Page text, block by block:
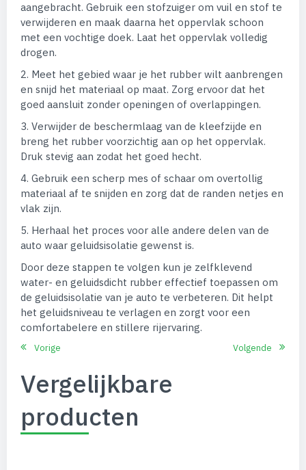
aangebracht. Gebruik een stofzuiger om vuil en stof te
verwijderen en maak daarna het oppervlak schoon
met een vochtige doek. Laat het oppervlak volledig
drogen.
2. Meet het gebied waar je het rubber wilt aanbrengen
en snijd het materiaal op maat. Zorg ervoor dat het
goed aansluit zonder openingen of overlappingen.
3. Verwijder de beschermlaag van de kleefzijde en
breng het rubber voorzichtig aan op het oppervlak.
Druk stevig aan zodat het goed hecht.
4. Gebruik een scherp mes of schaar om overtollig
materiaal af te snijden en zorg dat de randen netjes en
vlak zijn.
5. Herhaal het proces voor alle andere delen van de
auto waar geluidsisolatie gewenst is.
Door deze stappen te volgen kun je zelfklevend
water- en geluidsdicht rubber effectief toepassen om
de geluidsisolatie van je auto te verbeteren. Dit helpt
het geluidsniveau te verlagen en zorgt voor een
comfortabelere en stillere rijervaring.
Vorige Volgende
Vergelijkbare
producten